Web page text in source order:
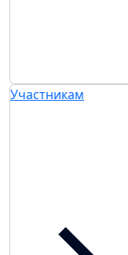
Участникам